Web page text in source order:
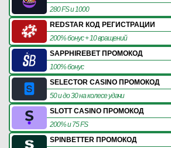
280 FS и 1000
REDSTAR КОД РЕГИСТРАЦИИ
200% бонус + 10 вращений
SAPPHIREBET ПРОМОКОД
100% бонус
SELECTOR CASINO ПРОМОКОД
50 и до 30 на колесе удачи
SLOTT CASINO ПРОМОКОД
200% и 75 FS
SPINBETTER ПРОМОКОД